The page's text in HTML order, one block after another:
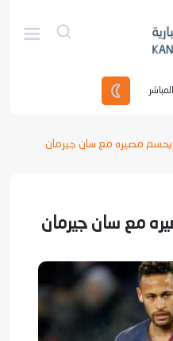
يحسم مصيره مع سان جيرمان
مع سان جيرمان